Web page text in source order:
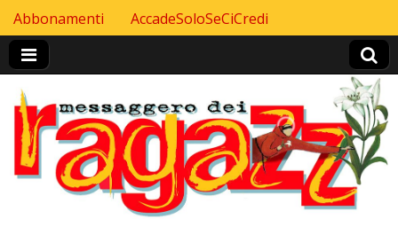
Header Top menu
Skip to content
Abbonamenti AccadeSoloSeCiCredi